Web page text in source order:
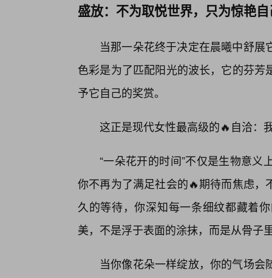
盛放：不为取悦世界，只为惊艳
当那一朵花终于决定在晨曦中舒
色彩是为了匹配阳光的波长，它的芬
予它自己的奖赏。
这正是现代女性最高级的🔥自洽：
“一朵花开的时间”不仅是生物意
你不再为了满足社会的🔥期待而焦虑
久的等待，你深知每一条细纹都藏着
美，不是浮于表面的涂抹，而是从骨子
当你像花朵一样绽放，你的气场